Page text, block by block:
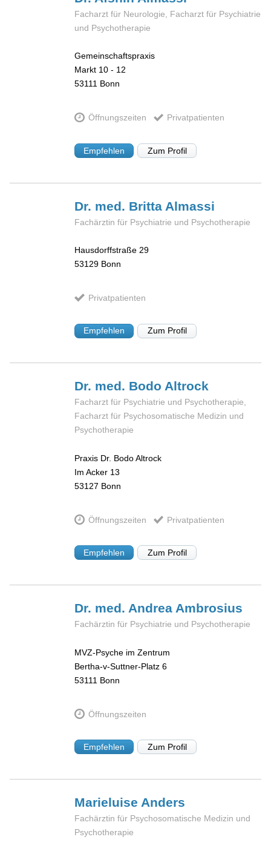
Facharzt für Neurologie, Facharzt für Psychiatrie
und Psychotherapie
Gemeinschaftspraxis
Markt 10 - 12
53111 Bonn
Öffnungszeiten Privatpatienten
Empfehlen Zum Profil
Dr. med. Britta Almassi
Fachärztin für Psychiatrie und Psychotherapie
Hausdorffstraße 29
53129 Bonn
Privatpatienten
Empfehlen Zum Profil
Dr. med. Bodo Altrock
Facharzt für Psychiatrie und Psychotherapie,
Facharzt für Psychosomatische Medizin und
Psychotherapie
Praxis Dr. Bodo Altrock
Im Acker 13
53127 Bonn
Öffnungszeiten Privatpatienten
Empfehlen Zum Profil
Dr. med. Andrea Ambrosius
Fachärztin für Psychiatrie und Psychotherapie
MVZ-Psyche im Zentrum
Bertha-v-Suttner-Platz 6
53111 Bonn
Öffnungszeiten
Empfehlen Zum Profil
Marieluise Anders
Fachärztin für Psychosomatische Medizin und
Psychotherapie